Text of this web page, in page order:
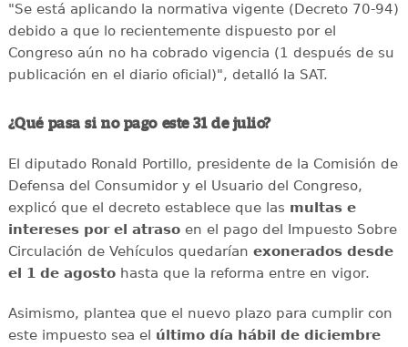
"Se está aplicando la normativa vigente (Decreto 70-94)
debido a que lo recientemente dispuesto por el
Congreso aún no ha cobrado vigencia (1 después de su
publicación en el diario oficial)", detalló la SAT.
¿Qué pasa si no pago este 31 de julio?
El diputado Ronald Portillo, presidente de la Comisión de
Defensa del Consumidor y el Usuario del Congreso,
explicó que el decreto establece que las multas e
intereses por el atrasoen el pago del Impuesto Sobre
Circulación de Vehículos quedarían exonerados desde
el 1 de agostohasta que la reforma entre en vigor.
Asimismo, plantea que el nuevo plazo para cumplir con
este impuesto sea el último día hábil de diciembre